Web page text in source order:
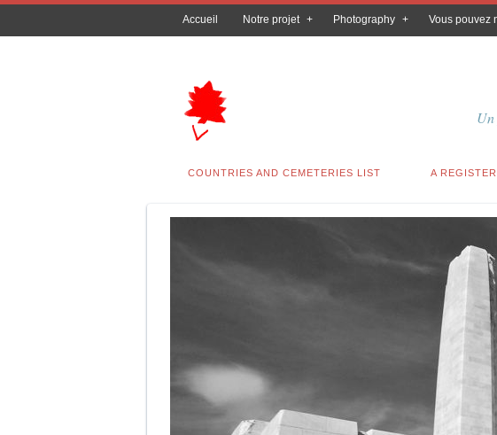
Accueil Notre projet Photography Vous pouvez
Un
COUNTRIES AND CEMETERIES LIST A